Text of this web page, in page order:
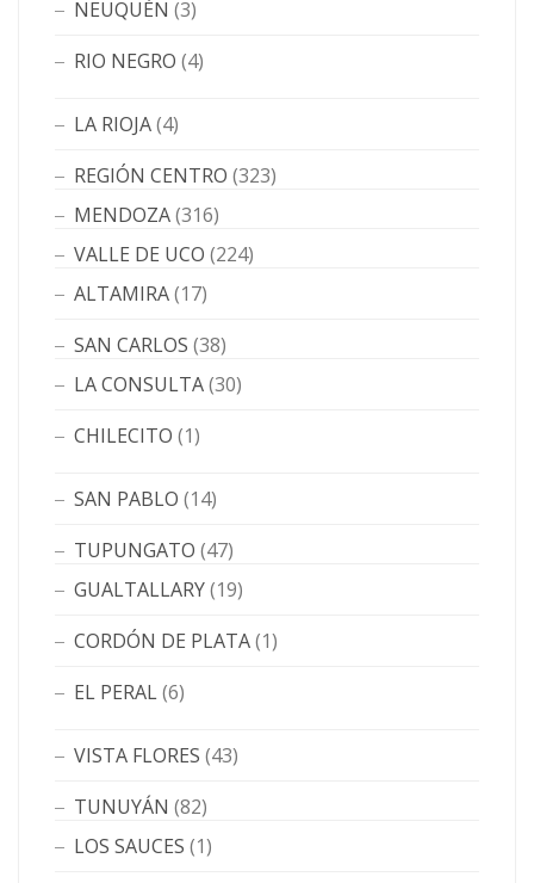
NEUQUÉN (3)
RIO NEGRO (4)
LA RIOJA(4)
REGIÓN CENTRO (323)
MENDOZA(316)
VALLE DE UCO (224)
ALTAMIRA(17)
SAN CARLOS (38)
LA CONSULTA(30)
CHILECITO (1)
SAN PABLO (14)
TUPUNGATO (47)
GUALTALLARY(19)
CORDÓN DE PLATA(1)
EL PERAL(6)
VISTA FLORES (43)
TUNUYÁN (82)
LOS SAUCES (1)